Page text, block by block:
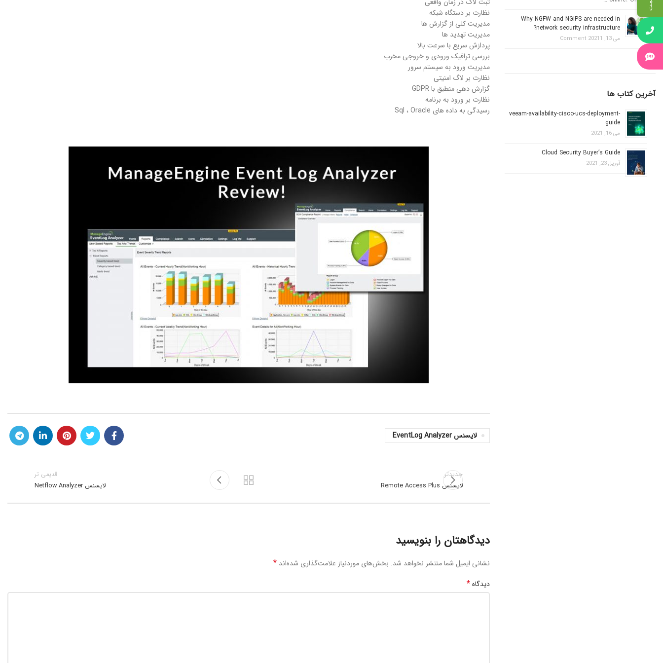
نظارت بر دستگاه شبکه
مدیریت کلی از گزارش ها
مدیریت تهدید ها
پردازش سریع با سرعت بالا
بررسی ترافیک ورودی و خروجی مخرب
مدیریت ورود به سیستم سرور
نظارت بر لاگ امنیتی
گزارش دهی منطبق با GDPR
نظارت بر ورود به برنامه
رسیدگی به داده های Sql ، Oracle
لایسنس EventLog Analyzer
جدیدتر
لایسنس Remote Access Plus
قدیمی تر
لایسنس Netflow Analyzer
دیدگاهتان را بنویسید
نشانی ایمیل شما منتشر نخواهد شد. بخش‌های موردنیاز علامت‌گذاری شده‌اند *
دیدگاه*
Why NGFW and NGIPS are needed in
network security infrastructure?
می 13, 2021 1 Comment
آخرین کتاب ها
veeam-availability-cisco-ucs-deployment-
guide
می 16, 2021
Cloud Security Buyer’s Guide
آوریل 23, 2021